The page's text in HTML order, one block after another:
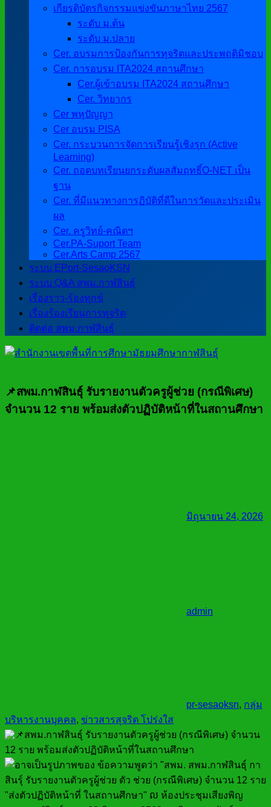
เกียรติบัตรกิจกรรมแข่งขันภาษาไทย 2567
ระดับ ม.ต้น
ระดับ ม.ปลาย
Cer. อบรมการป้องกันการทุจริตและประพฤติมิชอบ
Cer. การอบรม ITA2024 สถานศึกษา
Cer.ผู้เข้าอบรม ITA2024 สถานศึกษา
Cer. วิทยากร
Cer พหุปัญญา
Cer อบรม PISA
Cer. กระบวนการจัดการเรียนรู้เชิงรุก (Active
Learning)
Cer. ถอดบทเรียนยกระดับผลสัมฤทธิ์O-NET เป็น
ฐาน
Cer. ที่มีแนวทางการฏิบัติที่ดีในการวัดและประเมิน
ผล
Cer. ครูวิทย์-คณิตฯ
Cer.PA-Suport Team
Cer.Arts Camp 2567
ระบบ EPort-SesaoKSN
ระบบ Q&A สพม.กาฬสินธุ์
เรื่องราว-ร้องทุกข์
เรื่องร้องเรียนการทุจริต
ติดต่อ สพม.กาฬสินธุ์
📌สพม.กาฬสินธุ์ รับรายงานตัวครูผู้ช่วย (กรณีพิเศษ)
จำนวน 12 ราย พร้อมส่งตัวปฏิบัติหน้าที่ในสถานศึกษา
มิถุนายน 24, 2026
admin
pr-sesaoksn, กลุ่ม
บริหารงานบุคคล, ข่าวสารสุจริต โปร่งใส
สพม.กาฬสินธุ์ รับรายงานตัวครูผู้ช่วย (กรณีพิเศษ) จำนวน
12 ราย พร้อมส่งตัวปฏิบัติหน้าที่ในสถานศึกษา